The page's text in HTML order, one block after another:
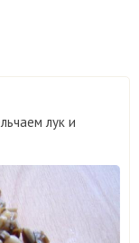
лук и